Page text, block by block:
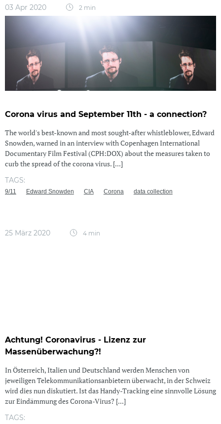
03 Apr 2020 2 min
Corona virus and September 11th - a connection?
The world's best-known and most sought-after whistleblower, Edward
Snowden, warned in an interview with Copenhagen International
Documentary Film Festival (CPH:DOX) about the measures taken to
curb the spread of the corona virus. [...]
TAGS:
9/11 Edward Snowden CIA Corona data collection
25 März 2020 4 min
Achtung! Coronavirus - Lizenz zur
Massenüberwachung?!
In Österreich, Italien und Deutschland werden Menschen von
jeweiligen Telekommunikationsanbietern überwacht, in der Schweiz
wird dies nun diskutiert. Ist das Handy-Tracking eine sinnvolle Lösung
zur Eindämmung des Corona-Virus? [...]
TAGS: